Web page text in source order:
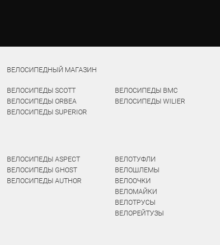
ВЕЛОСИПЕДНЫЙ МАГАЗИН
ВЕЛОСИПЕДЫ SCOTT
ВЕЛОСИПЕДЫ ORBEA
ВЕЛОСИПЕДЫ SUPERIOR
ВЕЛОСИПЕДЫ BMC
ВЕЛОСИПЕДЫ WILIER
ВЕЛОСИПЕДЫ ASPECT
ВЕЛОСИПЕДЫ GHOST
ВЕЛОСИПЕДЫ AUTHOR
ВЕЛОТУФЛИ
ВЕЛОШЛЕМЫ
ВЕЛООЧКИ
ВЕЛОМАЙКИ
ВЕЛОТРУСЫ
ВЕЛОРЕЙТУЗЫ